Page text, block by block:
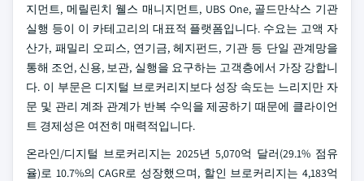
지먼트, 메릴린치 웰스 매니지먼트, UBS One, 골드만삭스 기관
실행 등이 이 카테고리의 대표적 플랫폼입니다. 수요는 고액 자
산가, 패밀리 오피스, 연기금, 헤지펀드, 기관 등 단일 관계망을
통해 조언, 신용, 보관, 실행을 요구하는 고객층에서 가장 강합니
다. 이 부문은 디지털 브로커리지보다 성장 속도는 느리지만 자
문 및 관리 계좌 관계가 반복 수익을 제공하기 때문에 클라이언
트 경제성은 여전히 매력적입니다.
온라인/디지털 브로커리지는 2025년 5,070억 달러(29.1% 점유
율)로 10.7%의 CAGR로 성장했으며, 할인 브로커리지는 4,183억